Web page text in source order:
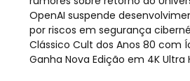
OpenAI suspende
por riscos em segurança
Clássico Cult dos Anos 80 com
Ganha Nova Edição em 4K Ultra